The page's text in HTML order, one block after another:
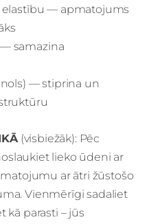
elastību — apmatojums
samazina
— stiprina un
(visbiežāk): Pēc
lieko ūdeni ar
ar ātri žūstošo
Vienmērīgi sadaliet
kā parasti – jūs